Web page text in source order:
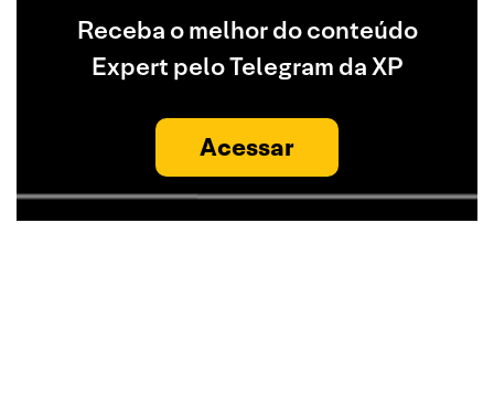
Receba o melhor do conteúdo
Expert pelo Telegram da XP
Acessar